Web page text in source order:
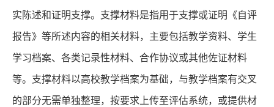
实陈述和证明支撑。支撑材料是指用于支撑或证明《自评
报告》等所述内容的相关材料，主要包括教学资料、学生
学习档案、各类记录性材料、合作协议或其他佐证材料
等。支撑材料以高校教学档案为基础，与教学档案有交叉
的部分无需单独整理，按要求上传至评估系统，或提供材